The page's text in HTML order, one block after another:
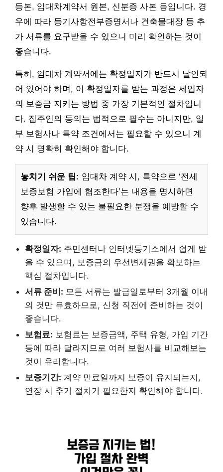
등본, 임대차계약서 원본, 신분증 사본 등입니다. 경
우에 따라 등기사항전부증명서나 건축물대장 등 추
가 서류를 요구받을 수 있으니 미리 확인하는 것이
좋습니다.
특히, 임대차 계약서에는 확정일자가 반드시 날인되
어 있어야 하며, 이 확정일자를 받는 과정은 세입자
의 보증금 지키는 방법 중 가장 기본적인 절차입니
다. 집주인의 동의는 법적으로 필수는 아니지만, 일
부 보험사나 특약 조건에서는 필요할 수 있으니 계
약 시 명확히 확인해야 합니다.
놓치기 쉬운 팁: 임대차 계약 시, 특약으로 ‘전세
보증보험 가입에 협조한다’는 내용을 명시하면
향후 발생할 수 있는 불필요한 분쟁을 예방할 수
있습니다.
확정일자: 주민센터나 인터넷등기소에서 쉽게 받
을 수 있으며, 보증금의 우선변제권을 확보하는
핵심 절차입니다.
서류 준비: 모든 서류는 발급일로부터 3개월 이내
의 것만 유효하므로, 신청 직전에 준비하는 것이
좋습니다.
보험료: 보험료는 보증금액, 주택 유형, 가입 기간
등에 따라 달라지므로 여러 보험사를 비교해보는
것이 유리합니다.
보증기간: 계약 만료일까지 보증이 유지되는지,
연장 시 추가 절차가 필요한지 확인해야 합니다.